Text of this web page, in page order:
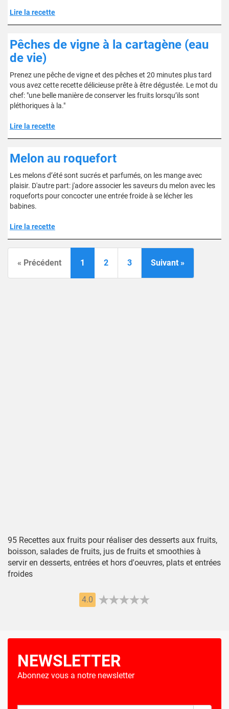
Lire la recette
Pêches de vigne à la cartagène (eau
de vie)
Prenez une pêche de vigne et des pêches et 20 minutes plus tard
vous avez cette recette délicieuse prête à être dégustée. Le mot du
chef: "une belle manière de conserver les fruits lorsqu’ils sont
pléthoriques à la."
Lire la recette
Melon au roquefort
Les melons d’été sont sucrés et parfumés, on les mange avec
plaisir. D'autre part: j'adore associer les saveurs du melon avec les
roqueforts pour concocter une entrée froide à se lécher les
babines.
Lire la recette
« Précédent 1 2 3 Suivant »
95 Recettes aux fruits pour réaliser des desserts aux fruits,
boisson, salades de fruits, jus de fruits et smoothies à
servir en desserts, entrées et hors d'oeuvres, plats et entrées
froides
4.0
NEWSLETTER
Abonnez vous a notre newsletter